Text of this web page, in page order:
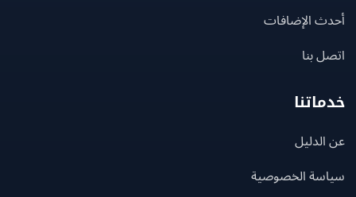
الإضافات
بنا
الخصوصية